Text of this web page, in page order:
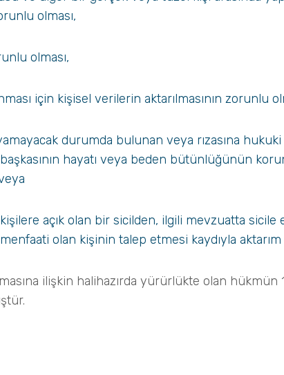
olması,
olması,
için kişisel verilerin aktarılmasının zorunlu
durumda bulunan veya rızasına
hayatı veya beden bütünlüğünün
açık olan bir sicilden, ilgili mevzuatta sicile
olan kişinin talep etmesi kaydıyla aktarım
ilişkin halihazırda yürürlükte olan hükmün